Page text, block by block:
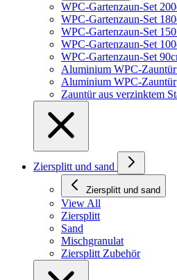
WPC-Gartenzaun-Set
WPC-Gartenzaun-Set
WPC-Gartenzaun-Set
WPC-Gartenzaun-Set
WPC-Gartenzaun-Set
Aluminium WPC-Zauntür
Aluminium WPC-Zauntür
Zauntür aus verzinktem
Ziersplitt und sand
Ziersplitt und sand
View All
Ziersplitt
Sand
Mischgranulat
Ziersplitt Zubehör